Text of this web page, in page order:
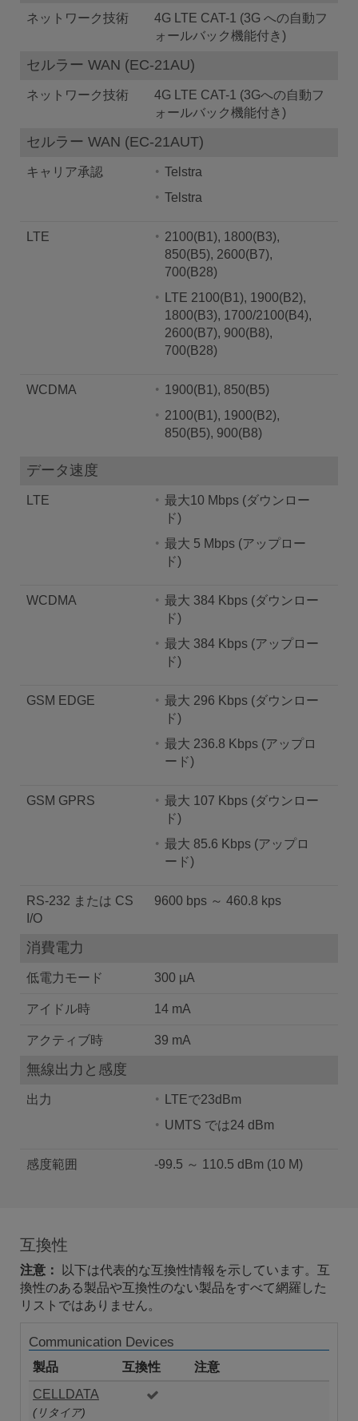
ネットワーク技術
4G LTE CAT-1 (3G への自動フ
ォールバック機能付き)
セルラー WAN (EC-21AU)
ネットワーク技術
4G LTE CAT-1 (3Gへの自動フ
ォールバック機能付き)
セルラー WAN (EC-21AUT)
キャリア承認
Telstra
Telstra
LTE
2100(B1), 1800(B3),
850(B5), 2600(B7),
700(B28)
LTE 2100(B1), 1900(B2),
1800(B3), 1700/2100(B4),
2600(B7), 900(B8),
700(B28)
WCDMA
1900(B1), 850(B5)
2100(B1), 1900(B2),
850(B5), 900(B8)
データ速度
LTE
最大10 Mbps (ダウンロー
ド)
最大 5 Mbps (アップロー
ド)
WCDMA
最大 384 Kbps (ダウンロー
ド)
最大 384 Kbps (アップロー
ド)
GSM EDGE
最大 296 Kbps (ダウンロー
ド)
最大 236.8 Kbps (アップロ
ード)
GSM GPRS
最大 107 Kbps (ダウンロー
ド)
最大 85.6 Kbps (アップロ
ード)
RS-232 または CS
I/O
9600 bps ～ 460.8 kps
消費電力
低電力モード 300 µA
アイドル時 14 mA
アクティブ時 39 mA
無線出力と感度
出力
LTEで23dBm
UMTS では24 dBm
感度範囲 -99.5 ～ 110.5 dBm (10 M)
互換性
注意：
以下は代表的な互換性情報を示しています。互
換性のある製品や互換性のない製品をすべて網羅した
リストではありません。
Communication Devices
製品 互換性
注意
CELLDATA
(リタイア)